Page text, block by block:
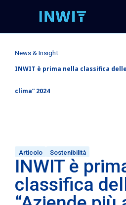
News & Insight
INWIT è prima nella classifica
clima” 2024
Articolo Sostenibilità
INWIT è
classifica